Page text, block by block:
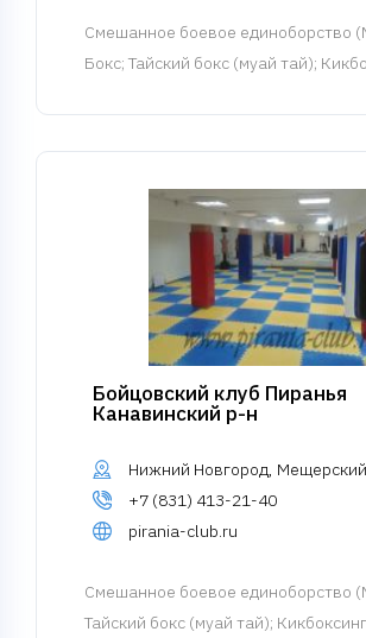
Смешанное боевое единоборство
Бокс; Тайский бокс (муай тай);
Бойцовский клуб Пиранья
Канавинский р-н
Нижний Новгород,
+7 (831) 413-21-40
pirania-club.ru
Смешанное боевое единоборство
Тайский бокс (муай тай);